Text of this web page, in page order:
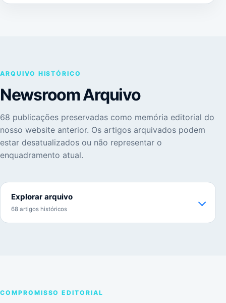
ARQUIVO HISTÓRICO
Newsroom Arquivo
68 publicações preservadas como memória editorial do
nosso website anterior. Os artigos arquivados podem
estar desatualizados ou não representar o
enquadramento atual.
Explorar arquivo
68 artigos históricos
COMPROMISSO EDITORIAL